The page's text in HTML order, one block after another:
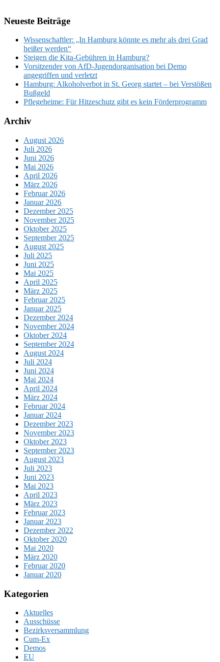
Neueste Beiträge
Wissenschaftler: „In Hamburg könnte es mehr als drei Grad
heißer werden“
Steigen die Kita-Gebühren in Hamburg?
Vorsitzender von AfD-Jugendorganisation bei Demo
angegriffen und verletzt
Hamburg: Alkoholverbot in St. Georg startet – bei Verstößen
Bußgeld
Pflegeheime: Für Hitzeschutz gibt es kein Förderprogramm
Archiv
August 2026
Juli 2026
Juni 2026
Mai 2026
April 2026
März 2026
Februar 2026
Januar 2026
Dezember 2025
November 2025
Oktober 2025
September 2025
August 2025
Juli 2025
Juni 2025
Mai 2025
April 2025
März 2025
Februar 2025
Januar 2025
Dezember 2024
November 2024
Oktober 2024
September 2024
August 2024
Juli 2024
Juni 2024
Mai 2024
April 2024
März 2024
Februar 2024
Januar 2024
Dezember 2023
November 2023
Oktober 2023
September 2023
August 2023
Juli 2023
Juni 2023
Mai 2023
April 2023
März 2023
Februar 2023
Januar 2023
Dezember 2022
Oktober 2020
Mai 2020
März 2020
Februar 2020
Januar 2020
Kategorien
Aktuelles
Ausschüsse
Bezirksversammlung
Cum-Ex
Demos
EU